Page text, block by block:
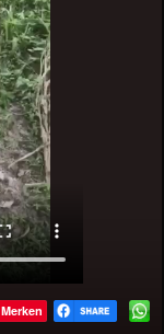
Merken